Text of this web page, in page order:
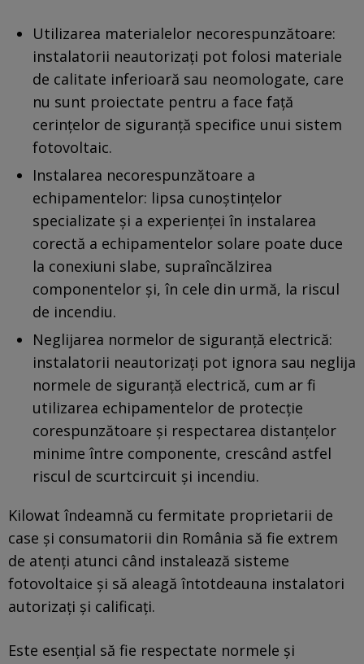
Utilizarea materialelor necorespunzătoare:
instalatorii neautorizaţi pot folosi materiale
de calitate inferioară sau neomologate, care
nu sunt proiectate pentru a face faţă
cerinţelor de siguranţă specifice unui sistem
fotovoltaic.
Instalarea necorespunzătoare a
echipamentelor: lipsa cunoştinţelor
specializate şi a experienţei în instalarea
corectă a echipamentelor solare poate duce
la conexiuni slabe, supraîncălzirea
componentelor şi, în cele din urmă, la riscul
de incendiu.
Neglijarea normelor de siguranţă electrică:
instalatorii neautorizaţi pot ignora sau neglija
normele de siguranţă electrică, cum ar fi
utilizarea echipamentelor de protecţie
corespunzătoare şi respectarea distanţelor
minime între componente, crescând astfel
riscul de scurtcircuit şi incendiu.
Kilowat îndeamnă cu fermitate proprietarii de
case şi consumatorii din România să fie extrem
de atenţi atunci când instalează sisteme
fotovoltaice şi să aleagă întotdeauna instalatori
autorizaţi şi calificaţi.
Este esenţial să fie respectate normele şi